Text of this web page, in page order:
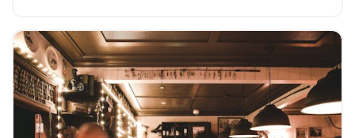
ジ、ライブミュージックホール、ジム…